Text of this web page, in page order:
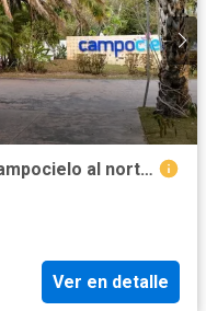
Depto en privada residencial Campocielo al norte de Mérida
Ver en detalle